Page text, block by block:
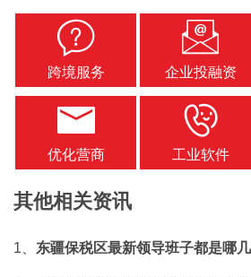
跨境服务 企业投融资
优化营商 工业软件
其他相关资讯
1、 东疆保税区最新领导班子都是哪